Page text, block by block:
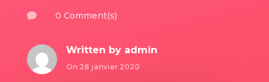
 0 Comment(s)
Written by admin
On 28 janvier 2020